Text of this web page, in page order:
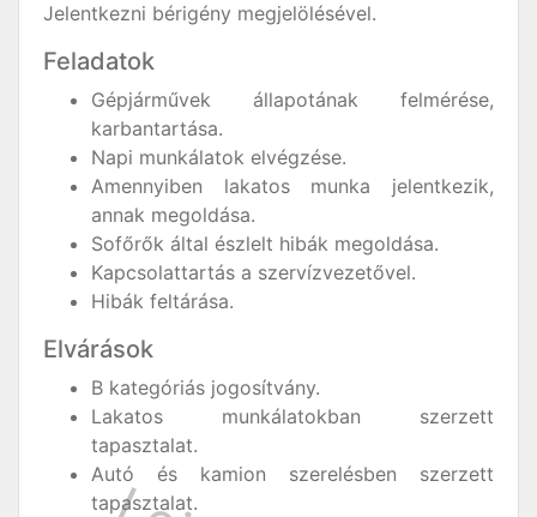
Jelentkezni bérigény megjelölésével.
Feladatok
Gépjárművek állapotának felmérése,
karbantartása.
Napi munkálatok elvégzése.
Amennyiben lakatos munka jelentkezik,
annak megoldása.
Sofőrők által észlelt hibák megoldása.
Kapcsolattartás a szervízvezetővel.
Hibák feltárása.
Elvárások
B kategóriás jogosítvány.
Lakatos munkálatokban szerzett
tapasztalat.
Autó és kamion szerelésben szerzett
tapasztalat.